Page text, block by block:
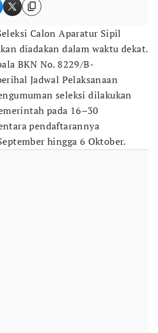
Calon Aparatur Sipil
diadakan dalam waktu dekat.
BKN No. 8229/B-
Jadwal Pelaksanaan
seleksi dilakukan
pada 16–30
pendaftarannya
hingga 6 Oktober.